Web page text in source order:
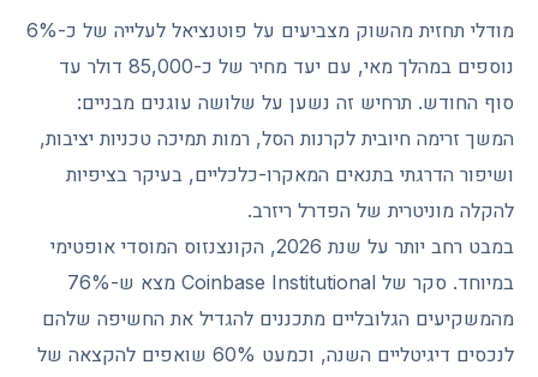
מודלי תחזית מהשוק מצביעים על פוטנציאל לעלייה של כ-6%
נוספים במהלך מאי, עם יעד מחיר של כ-85,000 דולר עד
סוף החודש. תרחיש זה נשען על שלושה עוגנים מבניים:
המשך זרימה חיובית לקרנות הסל, רמות תמיכה טכניות יציבות,
ושיפור הדרגתי בתנאים המאקרו-כלכליים, בעיקר בציפיות
להקלה מוניטרית של הפדרל ריזרב.
במבט רחב יותר על שנת 2026, הקונצנזוס המוסדי אופטימי
במיוחד. סקר של Coinbase Institutional מצא ש-76%
מהמשקיעים הגלובליים מתכננים להגדיל את החשיפה שלהם
לנכסים דיגיטליים השנה, וכמעט 60% שואפים להקצאה של